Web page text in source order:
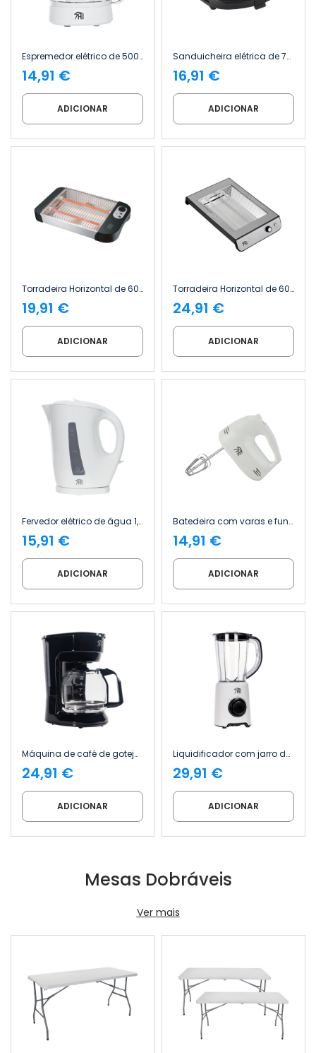
Espremedor elétrico de 500 ml e 40 W da Citria 7house
14,91 €
ADICIONAR
Sanduicheira elétrica de 750 W com revestimento antiaderente Grillio 7house
16,91 €
ADICIONAR
Torradeira Horizontal de 600 W com 6 Níveis de Temperatura FlatToast 7house
19,91 €
ADICIONAR
Torradeira Horizontal de 600 W com 6 Níveis de Temperatura QuickToast 7house
24,91 €
ADICIONAR
Fervedor elétrico de água 1,7 L, 2200 W, Kettio 7house
15,91 €
ADICIONAR
Batedeira com varas e função de amassar, 150 W, 5 velocidades, função «Whip» 7house
14,91 €
ADICIONAR
Máquina de café de gotejamento para 12 chávenas, 1,8 L, 900 W, Zeneo 7house
24,91 €
ADICIONAR
Liquidificador com jarro de 800 W e 2 velocidades da Blendia 7house
29,91 €
ADICIONAR
Mesas Dobráveis
Ver mais